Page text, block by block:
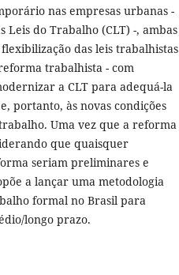
nas empresas urbanas -
Leis do Trabalho (CLT) -, ambas
das leis trabalhistas
trabalhista - com
a CLT para adequá-la
portanto, às novas condições
Uma vez que a reforma
que quaisquer
seriam preliminares e
a lançar uma metodologia
formal no Brasil para
longo prazo.